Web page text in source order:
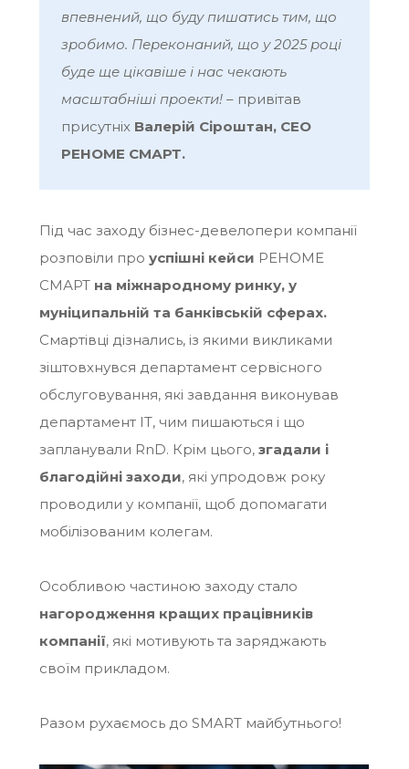
впевнений, що буду пишатись тим, що
зробимо. Переконаний, що у 2025 році
буде ще цікавіше і нас чекають
масштабніші проекти!– привітав
присутніх Валерій Сіроштан, CEO
РЕНОМЕ СМАРТ.
Під час заходу бізнес-девелопери компанії
розповіли про успішні кейси РЕНОМЕ
СМАРТ на міжнародному ринку, у
муніципальній та банківській сферах.
Смартівці дізнались, із якими викликами
зіштовхнувся департамент сервісного
обслуговування, які завдання виконував
департамент IT, чим пишаються і що
запланували RnD. Крім цього, згадали і
благодійні заходи, які упродовж року
проводили у компанії, щоб допомагати
мобілізованим колегам.
Особливою частиною заходу стало
нагородження кращих працівників
компанії, які мотивують та заряджають
своїм прикладом.
Разом рухаємось до SMART майбутнього!